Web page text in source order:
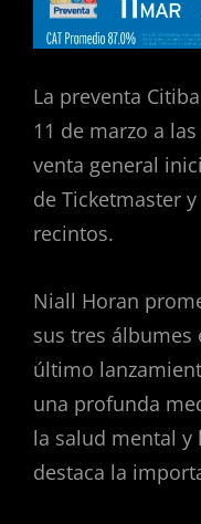
La preventa
11 de marzo a
venta general
de Ticketmaster
recintos.
Niall Horan
sus tres
último
una profunda
la salud mental
destaca la